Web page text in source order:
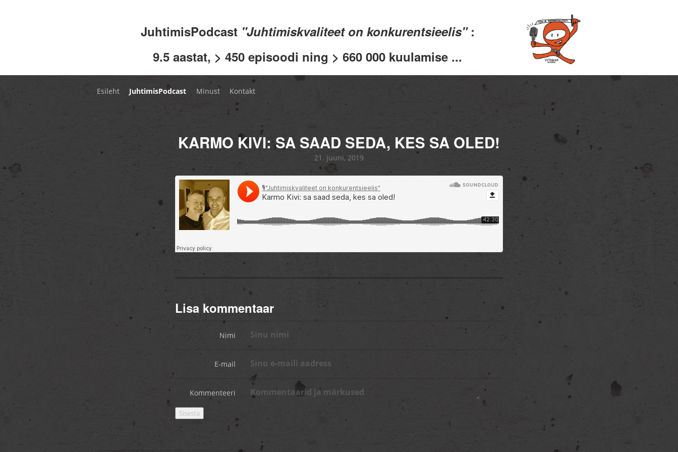
JuhtimisPodcast "Juhtimiskvaliteet on konkurentsieelis" :
9.5 aastat, > 450 episoodi ning > 660 000 kuulamise ...
Esileht JuhtimisPodcast Minust Kontakt
KARMO KIVI: SA SAAD SEDA, KES SA OLED!
21. juuni, 2019
Lisa kommentaar
Nimi
E-mail
Kommenteeri